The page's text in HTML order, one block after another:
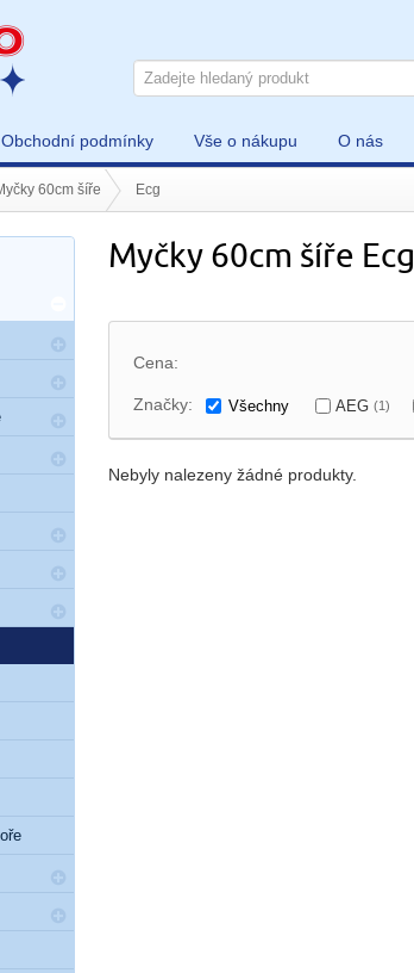
Obchodní podmínky Vše o nákupu O nás
60cm šíře Ecg
Myčky 60cm šíře Ecg
Cena:
Značky: Všechny AEG (1)
Nebyly nalezeny žádné produkty.